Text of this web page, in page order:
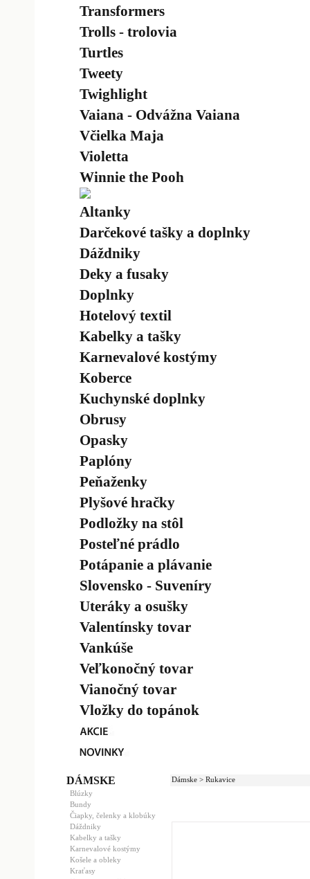
Transformers
Trolls - trolovia
Turtles
Tweety
Twighlight
Vaiana - Odvážna Vaiana
Včielka Maja
Violetta
Winnie the Pooh
Altanky
Darčekové tašky a doplnky
Dáždniky
Deky a fusaky
Doplnky
Hotelový textil
Kabelky a tašky
Karnevalové kostýmy
Koberce
Kuchynské doplnky
Obrusy
Opasky
Paplóny
Peňaženky
Plyšové hračky
Podložky na stôl
Posteľné prádlo
Potápanie a plávanie
Slovensko - Suveníry
Uteráky a osušky
Valentínsky tovar
Vankúše
Veľkonočný tovar
Vianočný tovar
Vložky do topánok
DÁMSKE
Blúzky
Bundy
Čiapky, čelenky a klobúky
Dáždniky
Kabelky a tašky
Karnevalové kostýmy
Košele a obleky
Kraťasy
Dámske > Rukavice